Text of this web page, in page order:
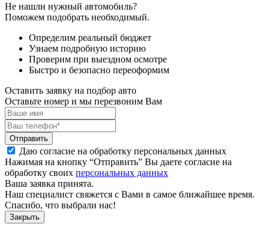
Не нашли нужный автомобиль?
Поможем подобрать необходимый.
Определим реальный бюджет
Узнаем подробную историю
Проверим при выездном осмотре
Быстро и безопасно переоформим
Оставить заявку на подбор авто
Оставьте номер и мы перезвоним Вам
Отправить
Даю согласие на обработку персональных данных
Нажимая на кнопку “Отправить” Вы даете согласие на
обработку своих персональных данных
Ваша заявка принята.
Наш специалист свяжется с Вами в самое ближайшее время.
Спасибо, что выбрали нас!
Закрыть